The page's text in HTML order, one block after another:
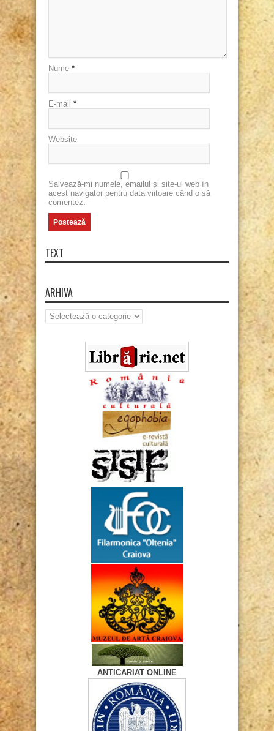
Nume *
E-mail *
Website
Salvează-mi numele, emailul și site-ul web în
acest navigator pentru data viitoare când o să
comentez.
TEXT
ARHIVA
Arhiva
ANTICARIAT ONLINE